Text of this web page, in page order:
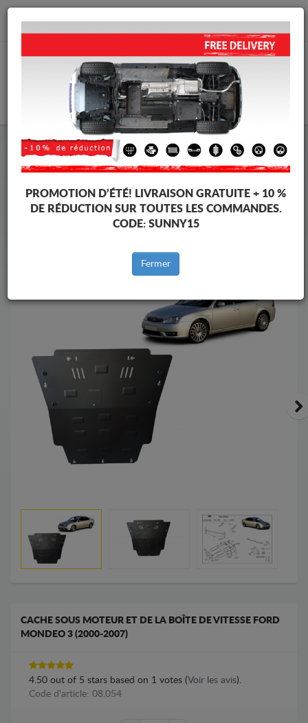
info@cachesousmoteur.fr
Cache Sous Moteur Ford Cache Sous Moteur Ford Mondeo
Marques
CACHE SOUS MOTEUR ET DE LA BOÎTE DE VITESSE FORD
MONDEO 3 (2000-2007)
4.50 out of 5 stars based on 1 votes (Voir les avis).
Code d'article: 08.054
PROMOTION D’ÉTÉ! LIVRAISON GRATUITE + 10 %
DE RÉDUCTION SUR TOUTES LES COMMANDES.
CODE: SUNNY15
Fermer